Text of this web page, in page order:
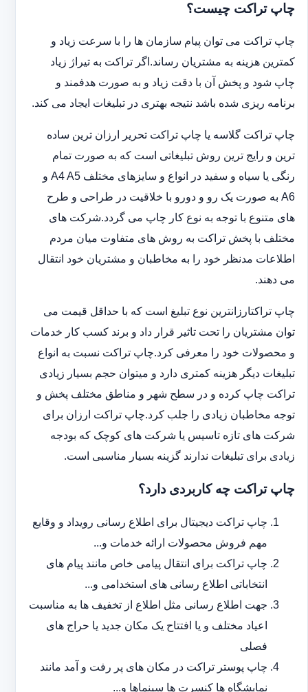
چاپ تراکت چیست؟
چاپ تراکت می توان پیام سازمان ها را با سرعت زیاد و
کمترین هزینه به مشتریان رساند.اگر تراکت به تیراژ زیاد
چاپ شود و پخش آن با دقت زیاد و به صورت هدفمند و
برنامه ریزی شده باشد نتیجه بهتری در تبلیغات ایجاد می کند.
چاپ تراکت گلاسه یا چاپ تراکت تحریر ارزان ترین ساده
ترین و رایج ترین روش تبلیغاتی است که به صورت تمام
رنگی یا سیاه و سفید در انواع و سایزهای مختلف A4 A5 و
A6 به صورت یک رو و دورو با خلاقیت در طراحی و طرح
های متنوع با توجه به نوع کار چاپ می گردد.شرکت های
مختلف با پخش تراکت به روش های متفاوت میان مردم
اطلاعات مدنظر خود را به مخاطبان و مشتریان خود انتقال
می دهند.
چاپ تراکت‏ارزانترین نوع تبلیغ است که با حداقل قیمت می
توان مشتریان را تحت تاثیر قرار داد و برند کسب کار خدمات
و محصولات خود را معرفی کرد.چاپ تراکت نسبت به انواع
تبلیغات دیگر هزینه کمتری دارد و می‎توان حجم بسیار زیادی
تراکت چاپ کرده و در سطح شهر و مناطق مختلف پخش و
توجه مخاطبان زیادی را جلب کرد.چاپ تراکت ارزان برای
شرکت های تازه تاسیس یا شرکت های کوچک که بودجه
زیادی برای تبلیغات ندارند گزینه بسیار مناسبی است.
چاپ تراکت چه کاربردی دارد؟
چاپ تراکت دیجیتال برای اطلاع رسانی رویداد و وقایع
مهم فروش محصولات ارائه خدمات و...
چاپ تراکت برای انتقال پیامی خاص مانند پیام های
انتخاباتی اطلاع رسانی های استخدامی و...
جهت اطلاع رسانی مثل اطلاع از تخفیف ها به مناسبت
اعیاد مختلف و یا افتتاح یک مکان جدید یا حراج های
فصلی
چاپ پوستر تراکت در مکان های پر رفت و آمد مانند
نمایشگاه ها کنسرت ها سینماها و...